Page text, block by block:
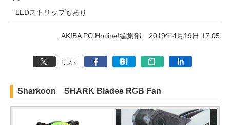
LEDストリップもあり
AKIBA PC Hotline!編集部 2019年4月19日 17:05
リスト
Sharkoon SHARK Blades RGB Fan